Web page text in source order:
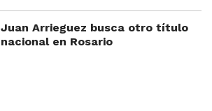
Juan Arrieguez busca otro título
nacional en Rosario